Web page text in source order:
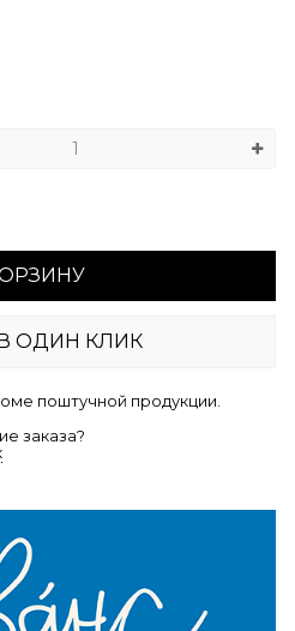
ОДИН КЛИК
поштучной продукции.
заказа?